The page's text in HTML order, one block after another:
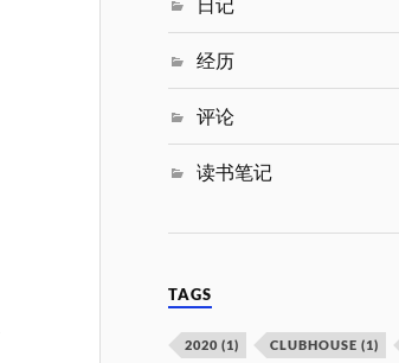
经历
评论
读书笔记
TAGS
2020 (1) CLUBHOUSE (1)